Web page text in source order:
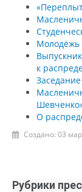
Молодёжь
к
О
Создано: 03
Рубрики